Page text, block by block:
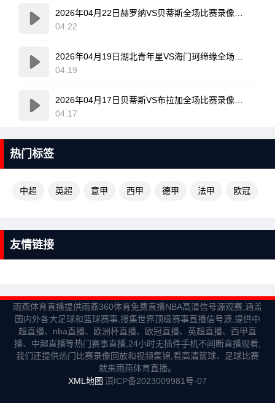
04.22
04.19
04.17
热门标签
中超 英超 意甲 西甲 德甲 法甲 欧冠
友情链接
雨燕体育直播提供雨燕360体育免费直播NBA高清信号源观赛,涵盖
国内外各大足球和篮球赛事,搜集世界顶级赛事直播信号源,提供中
超直播、nba直播、欧洲杯直播、欧冠直播、英超直播、西甲直
播、中超直播等热门赛事直播,24小时无插件手机不间断直播观看,
我们还提供热门比赛录像回放和视频集锦,看高清篮球、足球比赛
就来雨燕体育直播。
XML地图 滇ICP备2023009981号-07